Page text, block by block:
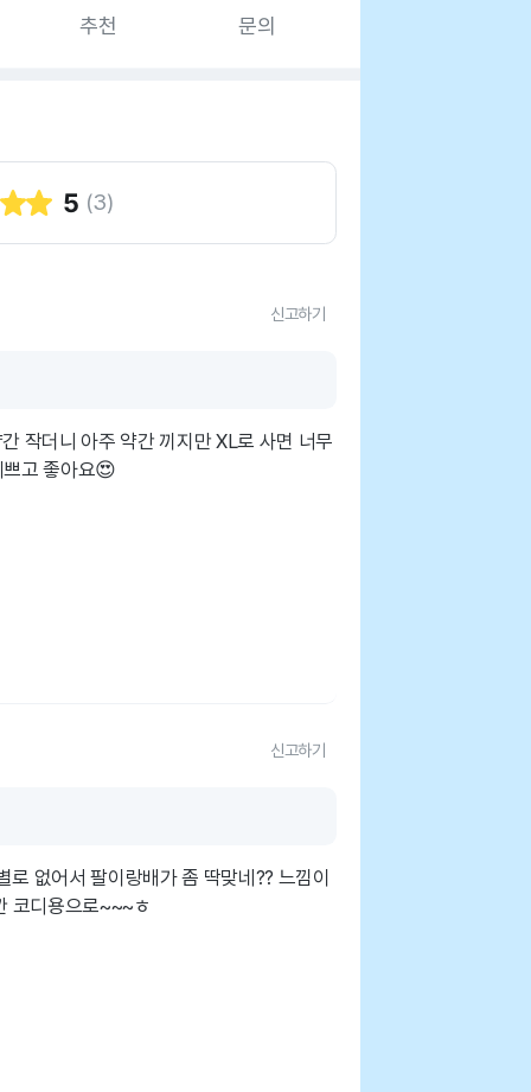
추천 문의
5 (3)
신고하기
작더니 아주 약간 끼지만 XL로 사면 너무
고 좋아요😍
신고하기
없어서 팔이랑배가 좀 딱맞네?? 느낌이
코디용으로~~~ㅎ